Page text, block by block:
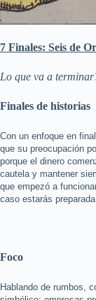
7 Finales: Seis de
Lo que va a
Finales de historias
Con un enfoque en
que su preocupación
porque el dinero
cautela y mantener
que empezó a
caso estarás preparada
Foco
Hablando de rumbos,